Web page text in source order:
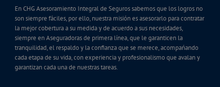
En CHG Asesoramiento Integral de Seguros sabemos que los logros no
son siempre fáciles, por ello, nuestra misión es asesorarlo para contratar
la mejor cobertura a su medida y de acuerdo a sus necesidades,
siempre en Aseguradoras de primera línea, que le garanticen la
tranquilidad, el respaldo y la confianza que se merece, acompańando
cada etapa de su vida, con experiencia y profesionalismo que avalan y
garantizan cada una de nuestras tareas.